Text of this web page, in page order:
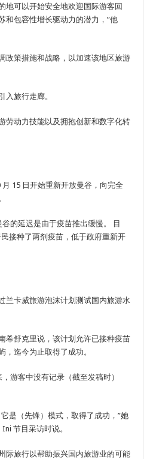
地可以开始安全地欢迎国际游客回
和包容性增长驱动力的潜力，”他
政策措施和战略，以加速该地区旅游
入旅行走廊。
劳动力技能以及拥抱创新和数字化转
15 日开始重新开放曼谷，向完全
的延迟是由于疫苗推出缓慢。 目
接种了两剂疫苗，低于政府重新开
兰卡威旅游泡沫计划测试国内旅游水
希舒克里说，该计划允许已接种疫苗
，迄今为止取得了成功。
游客中没有记录（截至发稿时）
是（先锋）模式，取得了成功，”她
节目采访时说。
际旅行以帮助振兴国内旅游业的可能